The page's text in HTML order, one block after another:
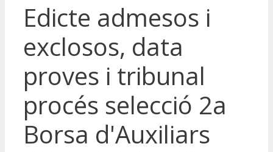
Edicte admesos i
exclosos, data
proves i tribunal
procés selecció 2a
Borsa d'Auxiliars